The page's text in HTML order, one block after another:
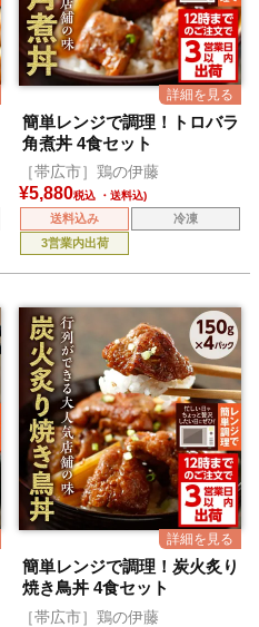
簡単レンジで調理！トロバラ
角煮丼 4食セット
［帯広市］鶏の伊藤
¥5,880税込
送料込み
冷凍
3営業内出荷
簡単レンジで調理！炭火炙り
焼き鳥丼 4食セット
［帯広市］鶏の伊藤